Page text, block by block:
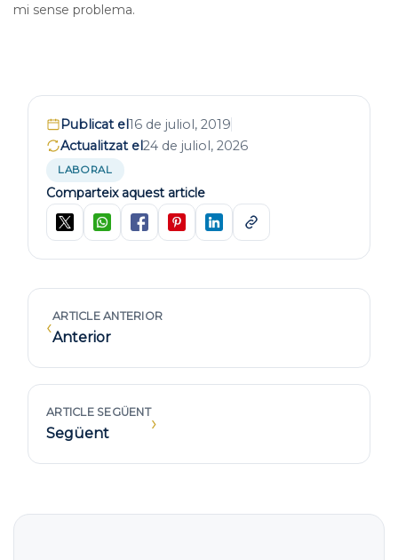
mi sense problema.
Publicat el16 de juliol, 2019
Actualitzat el24 de juliol, 2026
LABORAL
Comparteix aquest article
‹ARTICLE ANTERIOR
Anterior
ARTICLE SEGÜENT
Següent ›